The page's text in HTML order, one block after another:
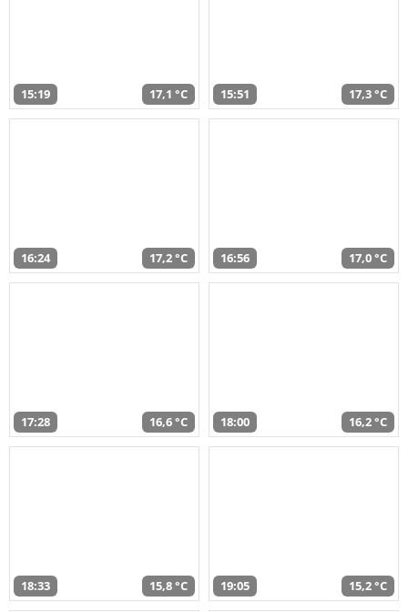
15:19 17,1 °C 15:51 17,3 °C
16:24 17,2 °C 16:56 17,0 °C
17:28 16,6 °C 18:00 16,2 °C
18:33 15,8 °C 19:05 15,2 °C